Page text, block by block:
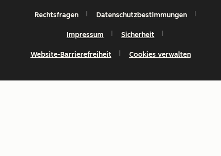
Rechtsfragen Datenschutzbestimmungen
Impressum Sicherheit
Website-Barrierefreiheit Cookies verwalten